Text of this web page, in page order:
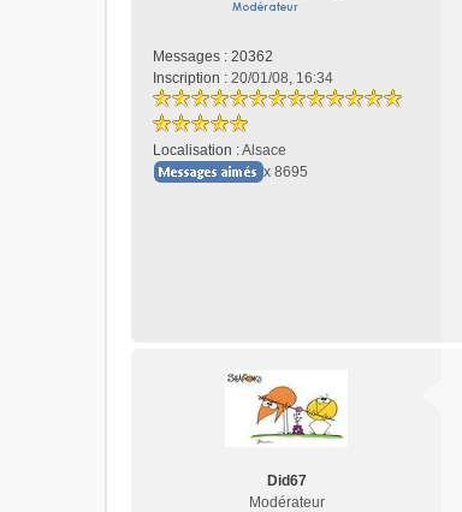
Messages : 20362
Inscription : 20/01/08, 16:34
Localisation :Alsace
x 8695
Did67
Modérateur